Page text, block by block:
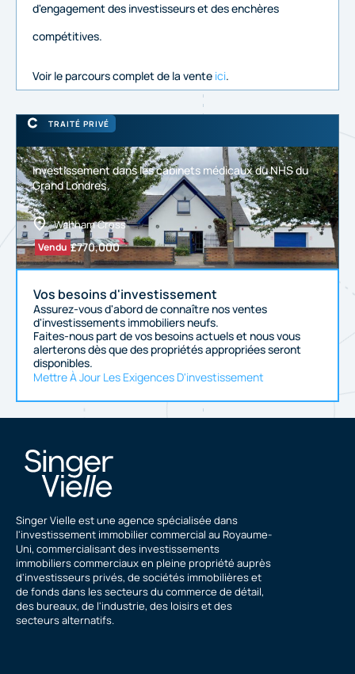
d'engagement des investisseurs et des enchères
compétitives.
Voir le parcours complet de la vente ici.
TRAITÉ PRIVÉ
Investissement dans les cabinets médicaux du NHS du
Grand Londres
Waltham Cross
Vendu £770,000
Vos besoins d'investissement
Assurez-vous d'abord de connaître nos ventes
d'investissements immobiliers neufs.
Faites-nous part de vos besoins actuels et nous vous
alerterons dès que des propriétés appropriées seront
disponibles.
Mettre À Jour Les Exigences D'investissement
Singer Vielle est une agence spécialisée dans
l'investissement immobilier commercial au Royaume-
Uni, commercialisant des investissements
immobiliers commerciaux en pleine propriété auprès
d'investisseurs privés, de sociétés immobilières et
de fonds dans les secteurs du commerce de détail,
des bureaux, de l'industrie, des loisirs et des
secteurs alternatifs.